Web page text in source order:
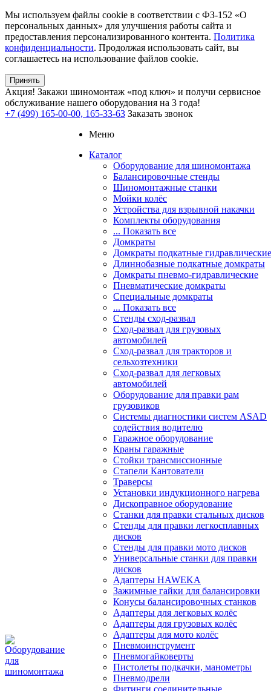
Мы используем файлы cookie в соответствии с ФЗ-152 «О
персональных данных» для улучшения работы сайта и
предоставления персонализированного контента. Политика
конфиденциальности. Продолжая использовать сайт, вы
соглашаетесь на использование файлов cookie.
Принять
Акция! Закажи шиномонтаж «под ключ» и получи сервисное
обслуживание нашего оборудования на 3 года!
+7 (499) 165-00-00, 165-33-63 Заказать звонок
Меню
Каталог
Оборудование для шиномонтажа
Балансировочные стенды
Шиномонтажные станки
Мойки колёс
Устройства для взрывной накачки
Комплекты оборудования
... Показать все
Домкраты
Домкраты подкатные гидравлические
Длиннобазные подкатные домкраты
Домкраты пневмо-гидравлические
Пневматические домкраты
Специальные домкраты
... Показать все
Стенды сход-развал
Сход-развал для грузовых
автомобилей
Сход-развал для тракторов и
сельхозтехники
Сход-развал для легковых
автомобилей
Оборудование для правки рам
грузовиков
Системы диагностики систем ASAD
содействия водителю
Гаражное оборудование
Краны гаражные
Стойки трансмиссионные
Стапели Кантователи
Траверсы
Установки индукционного нагрева
Дископравное оборудование
Станки для правки стальных дисков
Стенды для правки легкосплавных
дисков
Стенды для правки мото дисков
Универсальные станки для правки
дисков
Адаптеры HAWEKA
Зажимные гайки для балансировки
Конусы балансировочных станков
Адаптеры для легковых колёс
Адаптеры для грузовых колёс
Адаптеры для мото колёс
Пневмоинструмент
Пневмогайковерты
Пистолеты подкачки, манометры
Пневмодрели
Фитинги соединительные